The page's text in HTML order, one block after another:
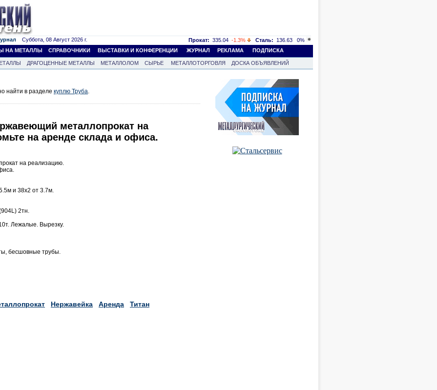
Суббота, 08 Август 2026 г. Прокат: 335.04 -1.3% Сталь: 136.63
0%
НА МЕТАЛЛЫ СПРАВОЧНИКИ ВЫСТАВКИ И КОНФЕРЕНЦИИ ЖУРНАЛ РЕКЛАМА ПОДПИСКА
ДРАГОЦЕННЫЕ МЕТАЛЛЫ МЕТАЛЛОЛОМ СЫРЬЕ МЕТАЛЛОТОРГОВЛЯ
ДОСКА ОБЪЯВЛЕНИЙ
найти в разделе куплю Труба.
металлопрокат на
на аренде склада и офиса.
на реализацию.
и 38х2 от 3.7м.
2тн.
Лежалые. Вырезку.
бесшовные трубы.
Нержавейка Аренда Титан